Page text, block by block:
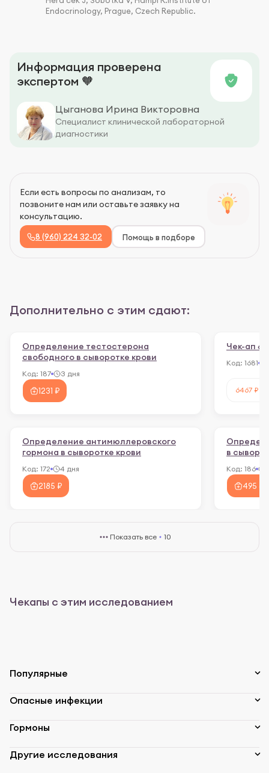
Endocrinology, Prague, Czech Republic.
Информация проверена
экспертом 🧡
Цыганова Ирина Викторовна
Специалист клинической лабораторной
диагностики
Если есть вопросы по анализам, то
позвоните нам или оставьте заявку на
консультацию.
8 (960) 224 32-02 Помощь в подборе
Дополнительно с этим сдают:
Определение тестостерона
свободного в сыворотке крови
Код: 187 3 дня
1231 ₽
Чек-ап
Код: 1681
6467 ₽
Определение антимюллеровского
гормона в сыворотке крови
Код: 172 4 дня
2185 ₽
в
Код: 186
495 ₽
Показать все 10
Чекапы с этим исследованием
Популярные
Опасные инфекции
Гормоны
Другие исследования